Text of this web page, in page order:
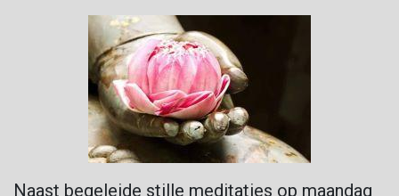
Naast begeleide stille meditaties op maandag